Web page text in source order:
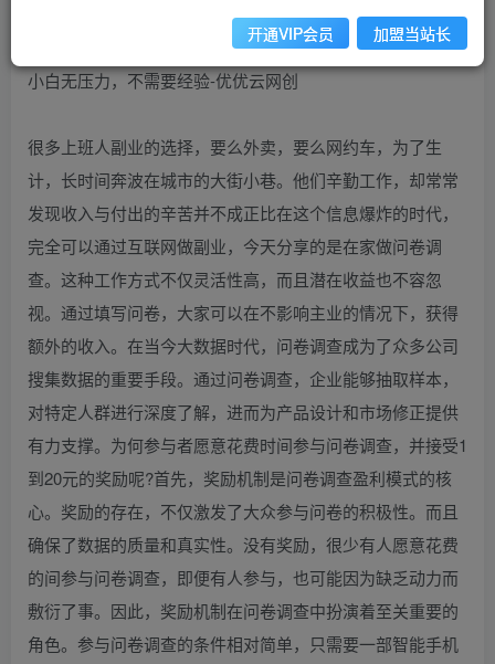
很多上班人副业的选择，要么外卖，要么网约车，为了生
计，长时间奔波在城市的大街小巷。他们辛勤工作，却常常
发现收入与付出的辛苦并不成正比在这个信息爆炸的时代，
完全可以通过互联网做副业，今天分享的是在家做问卷调
查。这种工作方式不仅灵活性高，而且潜在收益也不容忽
视。通过填写问卷，大家可以在不影响主业的情况下，获得
额外的收入。在当今大数据时代，问卷调查成为了众多公司
搜集数据的重要手段。通过问卷调查，企业能够抽取样本，
对特定人群进行深度了解，进而为产品设计和市场修正提供
有力支撑。为何参与者愿意花费时间参与问卷调查，并接受1
到20元的奖励呢?首先，奖励机制是问卷调查盈利模式的核
心。奖励的存在，不仅激发了大众参与问卷的积极性。而且
确保了数据的质量和真实性。没有奖励，很少有人愿意花费
的间参与问卷调查，即便有人参与，也可能因为缺乏动力而
敷衍了事。因此，奖励机制在问卷调查中扮演着至关重要的
角色。参与问卷调查的条件相对简单，只需要一部智能手机
开通VIP会员 加盟当站长